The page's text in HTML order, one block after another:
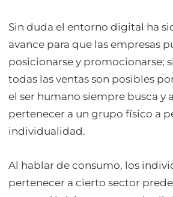
Sin duda el entorno digital ha
avance para que las empresas
posicionarse y promocionarse;
todas las ventas son posibles
el ser humano siempre busca y
pertenecer a un grupo físico a
individualidad.
Al hablar de consumo, los
pertenecer a cierto sector